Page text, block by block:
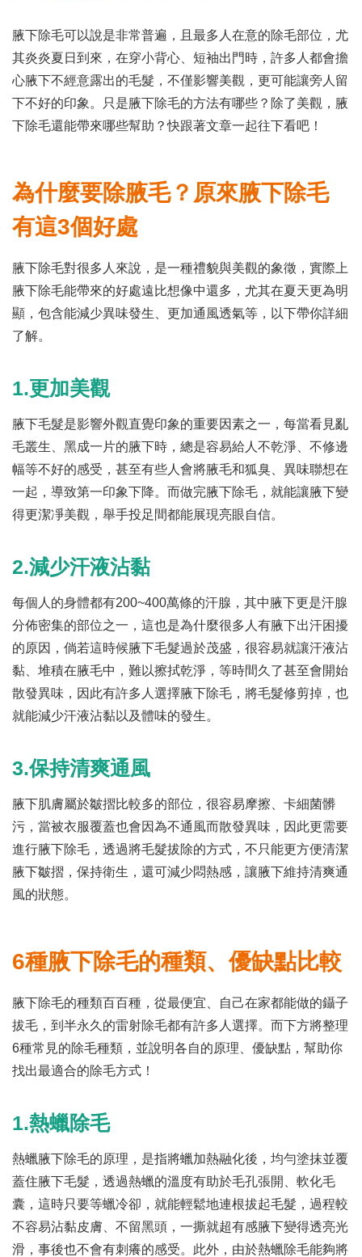
腋下除毛可以說是非常普遍，且最多人在意的除毛部位，尤
其炎炎夏日到來，在穿小背心、短袖出門時，許多人都會擔
心腋下不經意露出的毛髮，不僅影響美觀，更可能讓旁人留
下不好的印象。只是腋下除毛的方法有哪些？除了美觀，腋
下除毛還能帶來哪些幫助？快跟著文章一起往下看吧！
為什麼要除腋毛？原來腋下除毛
有這3個好處
腋下除毛對很多人來說，是一種禮貌與美觀的象徵，實際上
腋下除毛能帶來的好處遠比想像中還多，尤其在夏天更為明
顯，包含能減少異味發生、更加通風透氣等，以下帶你詳細
了解。
1.更加美觀
腋下毛髮是影響外觀直覺印象的重要因素之一，每當看見亂
毛叢生、黑成一片的腋下時，總是容易給人不乾淨、不修邊
幅等不好的感受，甚至有些人會將腋毛和狐臭、異味聯想在
一起，導致第一印象下降。而做完腋下除毛，就能讓腋下變
得更潔凈美觀，舉手投足間都能展現亮眼自信。
2.減少汗液沾黏
每個人的身體都有200~400萬條的汗腺，其中腋下更是汗腺
分佈密集的部位之一，這也是為什麼很多人有腋下出汗困擾
的原因，倘若這時候腋下毛髮過於茂盛，很容易就讓汗液沾
黏、堆積在腋毛中，難以擦拭乾淨，等時間久了甚至會開始
散發異味，因此有許多人選擇腋下除毛，將毛髮修剪掉，也
就能減少汗液沾黏以及體味的發生。
3.保持清爽通風
腋下肌膚屬於皺摺比較多的部位，很容易摩擦、卡細菌髒
污，當被衣服覆蓋也會因為不通風而散發異味，因此更需要
進行腋下除毛，透過將毛髮拔除的方式，不只能更方便清潔
腋下皺摺，保持衛生，還可減少悶熱感，讓腋下維持清爽通
風的狀態。
6種腋下除毛的種類、優缺點比較
腋下除毛的種類百百種，從最便宜、自己在家都能做的鑷子
拔毛，到半永久的雷射除毛都有許多人選擇。而下方將整理
6種常見的除毛種類，並說明各自的原理、優缺點，幫助你
找出最適合的除毛方式！
1.熱蠟除毛
熱蠟腋下除毛的原理，是指將蠟加熱融化後，均勻塗抹並覆
蓋住腋下毛髮，透過熱蠟的溫度有助於毛孔張開、軟化毛
囊，這時只要等蠟冷卻，就能輕鬆地連根拔起毛髮，過程較
不容易沾黏皮膚、不留黑頭，一撕就超有感腋下變得透亮光
滑，事後也不會有刺癢的感受。此外，由於熱蠟除毛能夠將